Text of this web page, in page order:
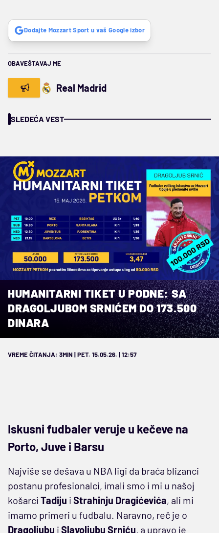
Dodajte Mozzart Sport u vaš Google izbor
OBAVEŠTAVAJ ME
Real Madrid
SLEDEĆA VEST
HUMANITARNI TIKET U PODNE: SA
DRAGOLJUBOM SRNIĆEM DO 173.500
DINARA
VREME ČITANJA: 3MIN | PET. 15.05.26. | 12:57
Iskusni fudbaler veruje u kečeve na
Porto, Juve i Barsu
Najviše se dešava u NBA ligi da braća blizanci
postanu profesionalci, imali smo i mi u našoj
košarci Tadiju i Strahinju Dragićevića, ali mi
imamo primeri u fudbalu. Naravno, reč je o
Dragoljubu i Slavoljubu Srniću, a upravo je